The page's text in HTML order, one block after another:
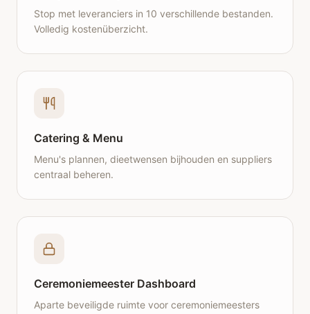
Stop met leveranciers in 10 verschillende bestanden.
Volledig kostenüberzicht.
Catering & Menu
Menu's plannen, dieetwensen bijhouden en suppliers
centraal beheren.
Ceremoniemeester Dashboard
Aparte beveiligde ruimte voor ceremoniemeesters